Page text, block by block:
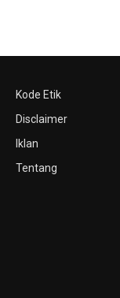
Kode Etik
Disclaimer
Iklan
Tentang